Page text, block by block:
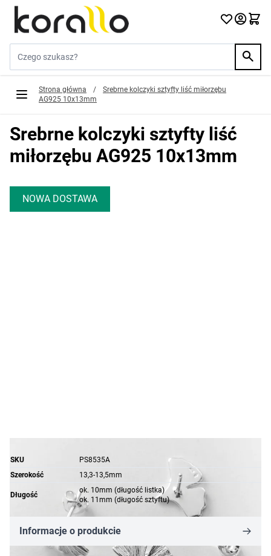
Przejdź do treści
Strona główna /
Srebrne kolczyki sztyfty liść miłorzębu
AG925 10x13mm
Srebrne kolczyki sztyfty liść
miłorzębu AG925 10x13mm
NOWA DOSTAWA
SKU
PS8535A
Szerokość
13,3-13,5mm
Długość
ok. 10mm (długość listka)
ok. 11mm (długość sztyftu)
Informacje o produkcie